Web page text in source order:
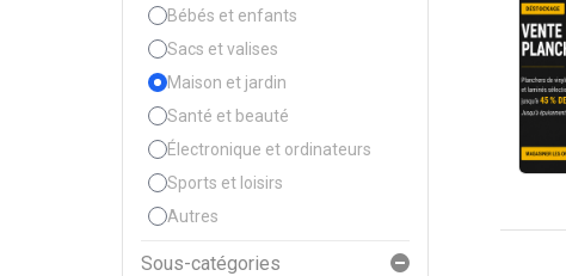
Bébés et enfants
Sacs et valises
Maison et jardin
Santé et beauté
Électronique et ordinateurs
Sports et loisirs
Autres
Sous-catégories